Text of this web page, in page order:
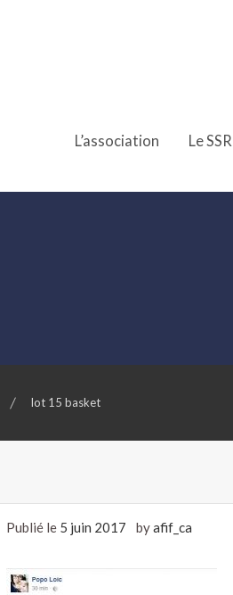
L’association Le SSR
lot 15 basket
Publié le 5 juin 2017 byafif_ca